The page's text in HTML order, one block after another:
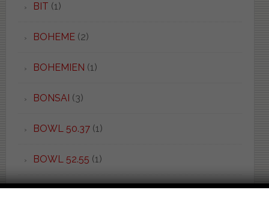
BIT (1)
BOHEME(2)
BOHEMIEN (1)
BONSAI (3)
BOWL 50.37(1)
BOWL 52.55 (1)
BOWL+ 50.55(1)